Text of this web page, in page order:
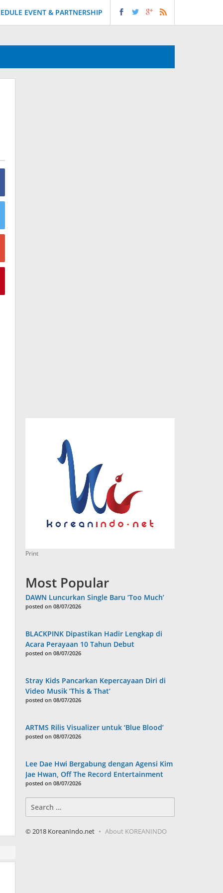
EVENT & PARTNERSHIP
Print
Most Popular
DAWN Luncurkan Single Baru ‘Too Much’
posted on 08/07/2026
BLACKPINK Dipastikan Hadir Lengkap di
Acara Perayaan 10 Tahun Debut
posted on 08/07/2026
Stray Kids Pancarkan Kepercayaan Diri di
Video Musik ‘This & That’
posted on 08/07/2026
ARTMS Rilis Visualizer untuk ‘Blue Blood’
posted on 08/07/2026
Lee Dae Hwi Bergabung dengan Agensi Kim
Jae Hwan, Off The Record Entertainment
posted on 08/07/2026
for:
© 2018 KoreanIndo.net About KOREANINDO